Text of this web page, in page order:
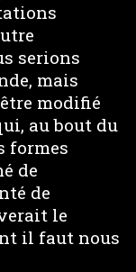
serions
mais
modifié
au bout du
formes
de
de
le
il faut nous